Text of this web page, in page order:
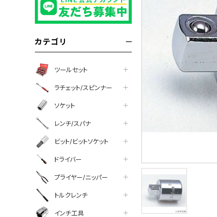
カテゴリ
ツールセット
ラチェット/スピンナー
ソケット
レンチ/スパナ
ビット/ビットソケット
ドライバー
プライヤー/ニッパー
トルクレンチ
インチ工具